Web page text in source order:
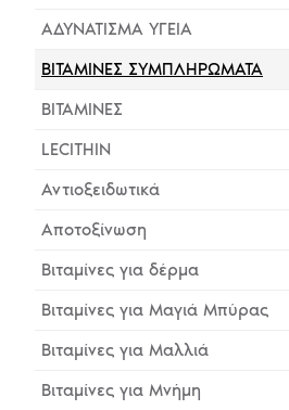
ΑΔΥΝΑΤΙΣΜΑ ΥΓΕΙΑ
ΒΙΤΑΜΙΝΕΣ ΣΥΜΠΛΗΡΩΜΑΤΑ
BITAMINEΣ
LECITHIN
Αντιοξειδωτικά
Αποτοξίνωση
Βιταμίνες για δέρμα
Βιταμίνες για Μαγιά Μπύρας
Βιταμίνες για Μαλλιά
Βιταμίνες για Μνήμη